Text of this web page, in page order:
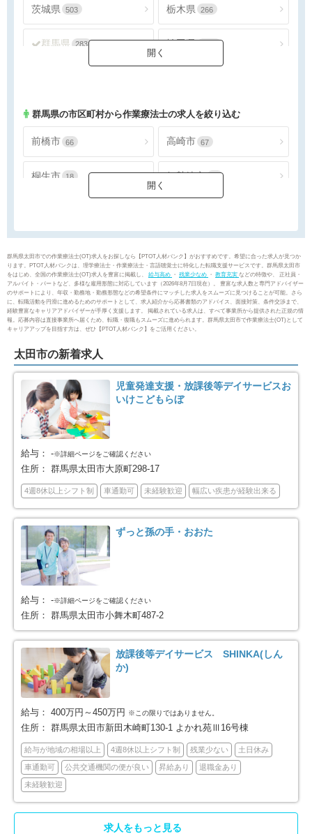
茨城県 503 栃木県 266
群馬県 283 埼玉県
神奈川県 2242
群馬県の市区町村から作業療法士の求人を絞り込む
前橋市 66 高崎市 67
桐生市 18 伊勢崎市
藤岡市 3 富岡市 2
安中市 4 みどり市 7
北群馬郡吉岡町
吾妻郡長野原町 吾妻郡高山村 1
吾妻郡東吾妻町 1
佐波郡玉村町 2
邑楽郡明和町 2 邑楽郡千代田町 1
邑楽郡大泉町 3 邑楽郡邑楽町 5
群馬県太田市での作業療法士(OT)求人をお探しなら【PTOT人材バンク】がおすすめです。希望に合った求人が見つか
ります。PTOT人材バンクは、理学療法士・作業療法士・言語聴覚士に特化した転職支援サービスです。群馬県太田市
をはじめ、全国の作業療法士(OT)求人を豊富に掲載し、 給与高め ・ 残業少なめ ・ 教育充実 などの特徴や、 正社員・
アルバイト・パートなど、多様な雇用形態に対応しています（2026年8月7日現在）。 豊富な求人数と専門アドバイザー
のサポートにより、年収・勤務地・勤務形態などの希望条件にマッチした求人をスムーズに見つけることが可能。さら
に、転職活動を円滑に進めるためのサポートとして、求人紹介から応募書類のアドバイス、面接対策、条件交渉まで、
経験豊富なキャリアアドバイザーが手厚く支援します。 掲載されている求人は、すべて事業所から提供された正規の情
報。応募内容は直接事業所へ届くため、転職・復職もスムーズに進められます。群馬県太田市で作業療法士(OT)として
キャリアアップを目指す方は、ぜひ【PTOT人材バンク】をご活用ください。
太田市の新着求人
児童発達支援・放課後等デイサービスお
いけこどもらぼ
給与： -※詳細ページをご確認ください
住所： 群馬県太田市大原町298-17
4週8休以上シフト制 車通勤可 未経験歓迎 幅広い疾患が経験出来る
ずっと孫の手・おおた
給与： -※詳細ページをご確認ください
住所： 群馬県太田市小舞木町487-2
放課後等デイサービス SHINKA(しん
か)
給与： 400万円～450万円 ※この限りではありません。
住所： 群馬県太田市新田木崎町130-1 よかれ苑Ⅲ16号棟
給与が地域の相場以上 4週8休以上シフト制 残業少ない 土日休み
車通勤可 公共交通機関の便が良い 昇給あり 退職金あり
未経験歓迎
求人をもっと見る